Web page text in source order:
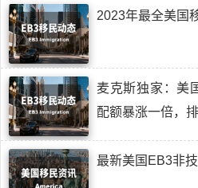
2023年最全美国
麦克斯独家：美
配额暴涨一倍，
最新美国EB3非